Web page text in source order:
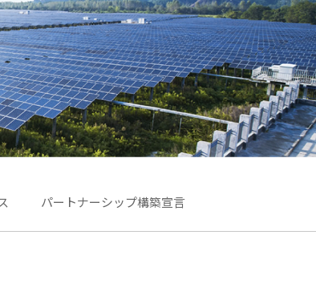
パートナーシップ構築宣言